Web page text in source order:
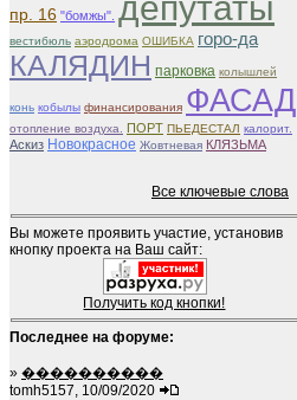
пр. 16 "бомжы".
вестибюль аэродрома ОШИБКА горо-да
КАЛЯДИН парковка колышлей
конь кобылы финансирования ФАСАД
отопление воздуха. ПОРТ ПЬЕДЕСТАЛ калорит.
Аскиз Новокрасное Жовтневая КЛЯЗЬМА
Все ключевые слова
Вы можете проявить участие, установив
кнопку проекта на Ваш сайт:
Получить код кнопки!
Последнее на форуме:
» ����������
tomh5157, 10/09/2020